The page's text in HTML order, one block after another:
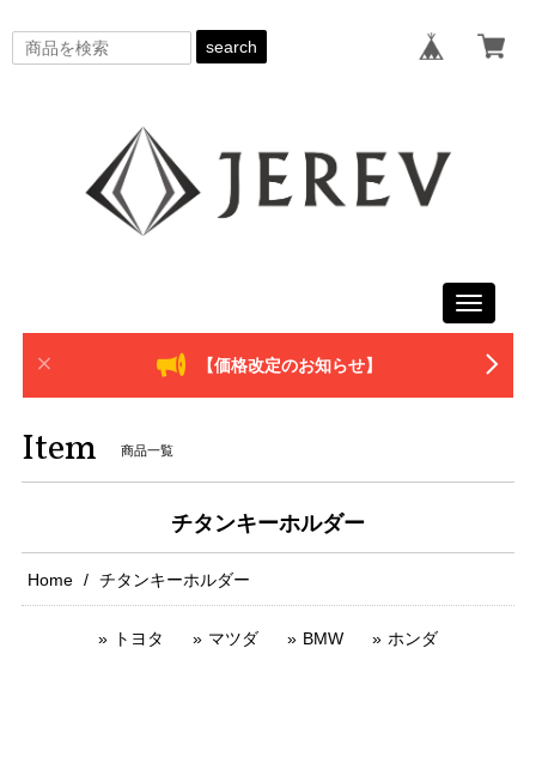
search
Toggle
【価格改定のお知らせ】
Item 商品一覧
チタンキーホルダー
Home チタンキーホルダー
トヨタ マツダ BMW ホンダ